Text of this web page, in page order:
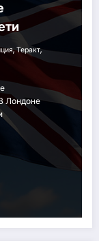
,Теракт,
Лондоне